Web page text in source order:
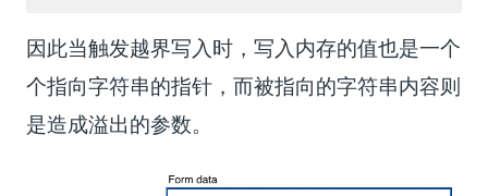
因此当触发越界写入时，写入内存的值也是一个
个指向字符串的指针，而被指向的字符串内容则
是造成溢出的参数。